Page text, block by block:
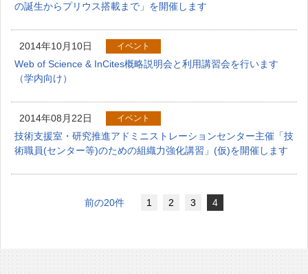
の誕生からプリウス搭載まで」を開催します
2014年10月10日 イベント
Web of Science & InCites概略説明会と利用講習会を行います
（学内向け）
2014年08月22日 イベント
技術支援室・研究推進アドミニストレーションセンター主催「技
術職員(センター等)のための組織力強化講習」(仮)を開催します
前の20件 1 2 3 4